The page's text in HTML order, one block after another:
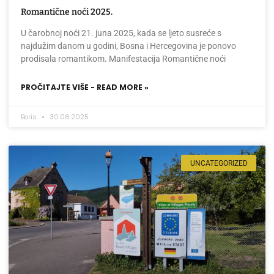
Romantične noći 2025.
U čarobnoj noći 21. juna 2025, kada se ljeto susreće s
najdužim danom u godini, Bosna i Hercegovina je ponovo
prodisala romantikom. Manifestacija Romantične noći
PROČITAJTE VIŠE - READ MORE »
Boris 30.06.2025.
UNCATEGORIZED